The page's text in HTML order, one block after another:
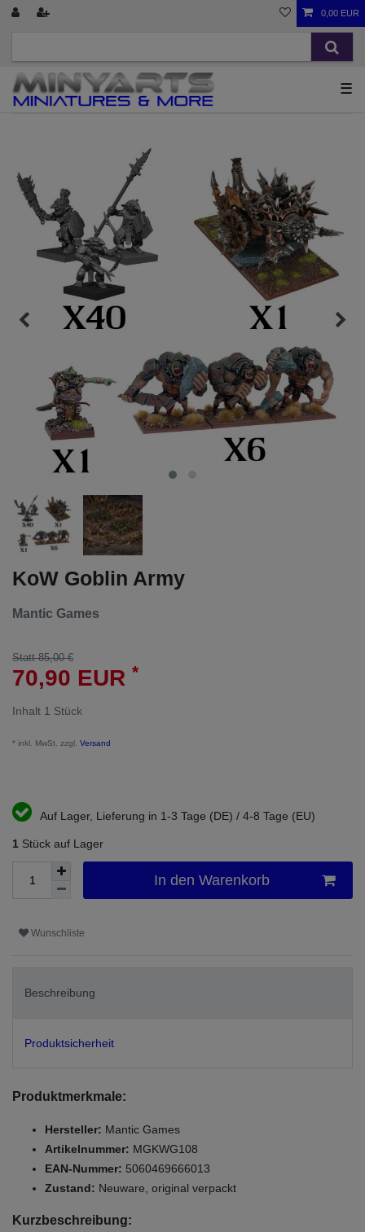
0,00 EUR
☰
KoW Goblin Army
Mantic Games
Statt 85,00 €
70,90 EUR *
Inhalt 1 Stück
* inkl. MwSt. zzgl. Versand
Auf Lager, Lieferung in 1-3 Tage (DE) / 4-8 Tage (EU)
1 Stück auf Lager
In den Warenkorb
Wunschliste
Beschreibung
Produktsicherheit
Produktmerkmale:
Hersteller: Mantic Games
Artikelnummer: MGKWG108
EAN-Nummer: 5060469666013
Zustand: Neuware, original verpackt
Kurzbeschreibung: